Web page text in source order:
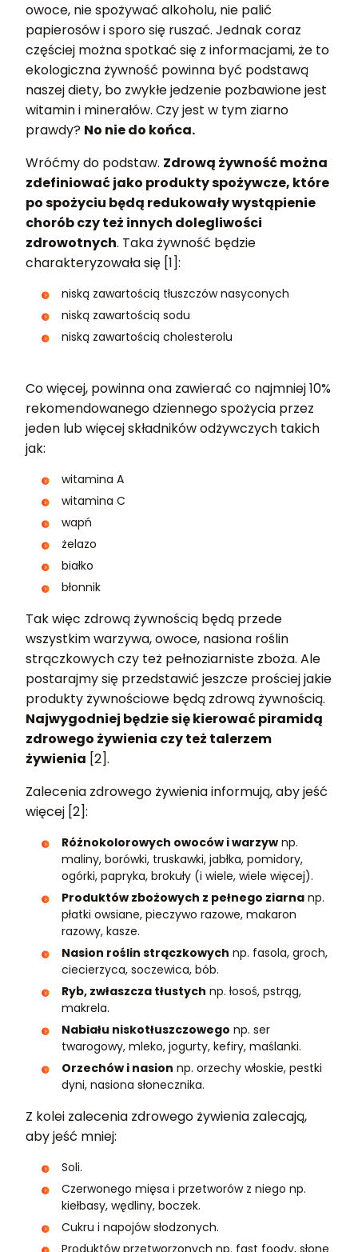
owoce, nie spożywać alkoholu, nie palić
papierosów i sporo się ruszać. Jednak coraz
częściej można spotkać się z informacjami, że to
ekologiczna żywność powinna być podstawą
naszej diety, bo zwykłe jedzenie pozbawione jest
witamin i minerałów. Czy jest w tym ziarno
prawdy? No nie do końca.
Wróćmy do podstaw. Zdrową żywność można
zdefiniować jako produkty spożywcze, które
po spożyciu będą redukowały wystąpienie
chorób czy też innych dolegliwości
zdrowotnych. Taka żywność będzie
charakteryzowała się [1]:
niską zawartością tłuszczów nasyconych
niską zawartością sodu
niską zawartością cholesterolu
Co więcej, powinna ona zawierać co najmniej 10%
rekomendowanego dziennego spożycia przez
jeden lub więcej składników odżywczych takich
jak:
witamina A
witamina C
wapń
żelazo
białko
błonnik
Tak więc zdrową żywnością będą przede
wszystkim warzywa, owoce, nasiona roślin
strączkowych czy też pełnoziarniste zboża. Ale
postarajmy się przedstawić jeszcze prościej jakie
produkty żywnościowe będą zdrową żywnością.
Najwygodniej będzie się kierować piramidą
zdrowego żywienia czy też talerzem
żywienia [2].
Zalecenia zdrowego żywienia informują, aby jeść
więcej [2]:
Różnokolorowych owoców i warzyw np.
maliny, borówki, truskawki, jabłka, pomidory,
ogórki, papryka, brokuły (i wiele, wiele więcej).
Produktów zbożowych z pełnego ziarna np.
płatki owsiane, pieczywo razowe, makaron
razowy, kasze.
Nasion roślin strączkowych np. fasola, groch,
ciecierzyca, soczewica, bób.
Ryb, zwłaszcza tłustych np. łosoś, pstrąg,
makrela.
Nabiału niskotłuszczowego np. ser
twarogowy, mleko, jogurty, kefiry, maślanki.
Orzechów i nasion np. orzechy włoskie, pestki
dyni, nasiona słonecznika.
Z kolei zalecenia zdrowego żywienia zalecają,
aby jeść mniej:
Soli.
Czerwonego mięsa i przetworów z niego np.
kiełbasy, wędliny, boczek.
Cukru i napojów słodzonych.
Produktów przetworzonych np. fast foody, słone